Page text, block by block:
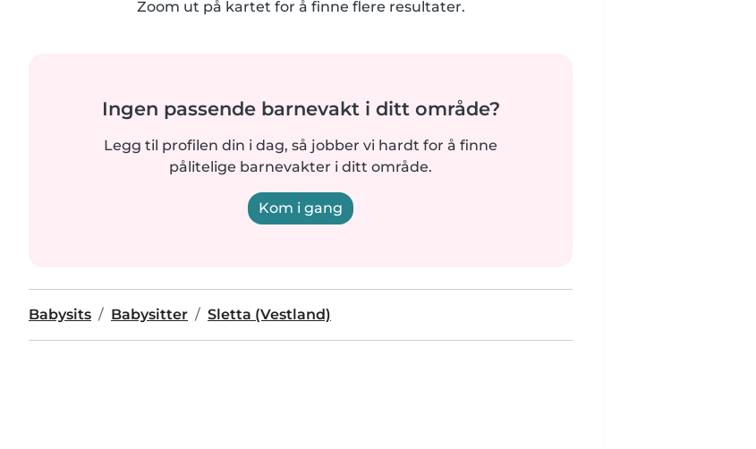
Zoom ut på kartet for å finne flere resultater.
Ingen passende barnevakt i ditt område?
Legg til profilen din i dag, så jobber vi hardt for å finne
pålitelige barnevakter i ditt område.
Kom i gang
Babysits Babysitter Sletta (Vestland)